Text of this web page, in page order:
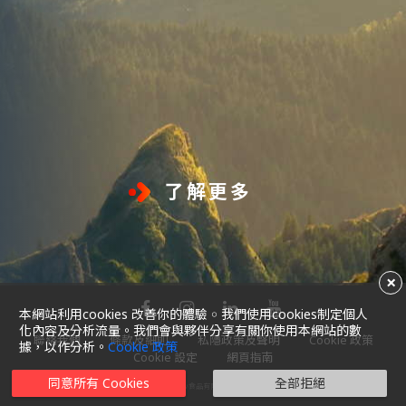
本網站利用cookies 改善你的體驗 ￮ 我們使用cookies制定個人
化內容及分析流量。我們會與夥伴分享有關你使用本網站的數
據，以作分析。 Cookie 政策
同意所有 Cookies 全部拒絕
×
世界在變， 生活上的每一小步，往
往帶來無限的可能。
未來，是共同冀盼的味道，就讓我們
一起改變一起嚐。
了解更多
聯絡我們 條款及細則 私隱政策及聲明
Cookie 政策
Cookie 設定
網頁指南
Copyright 2025 美心食品有限公司，保留一切權利。